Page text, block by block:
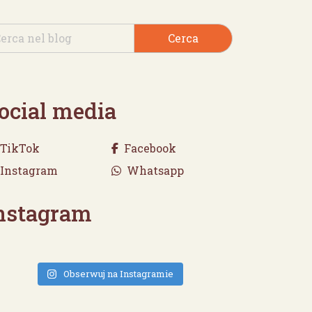
Cerca
media
TikTok
Facebook
Instagram
Whatsapp
Obserwuj na Instagramie